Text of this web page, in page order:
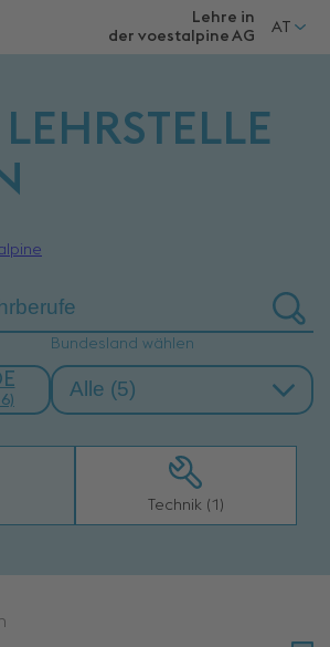
Lehre in
der voestalpine AG
AT
Bundesland wählen
Technik (1)